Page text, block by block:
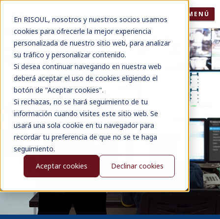
En RISOUL, nosotros y nuestros socios usamos
cookies para ofrecerle la mejor experiencia
personalizada de nuestro sitio web, para analizar
su tráfico y personalizar contenido.
Si desea continuar navegando en nuestra web
deberá aceptar el uso de cookies eligiendo el
botón de "Aceptar cookies".
Si rechazas, no se hará seguimiento de tu
información cuando visites este sitio web. Se
usará una sola cookie en tu navegador para
recordar tu preferencia de que no se te haga
seguimiento.
Aceptar cookies
Declinar cookies
MENÚ